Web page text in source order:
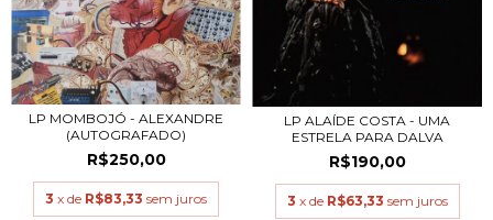
LP MOMBOJÓ - ALEXANDRE
(AUTOGRAFADO)
R$250,00
3 x de R$83,33 sem juros
LP ALAÍDE COSTA - UMA
ESTRELA PARA DALVA
R$190,00
3 x de R$63,33 sem juros